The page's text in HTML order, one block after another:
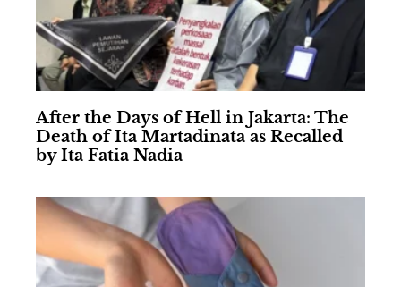
After the Days of Hell in Jakarta: The
Death of Ita Martadinata as Recalled
by Ita Fatia Nadia